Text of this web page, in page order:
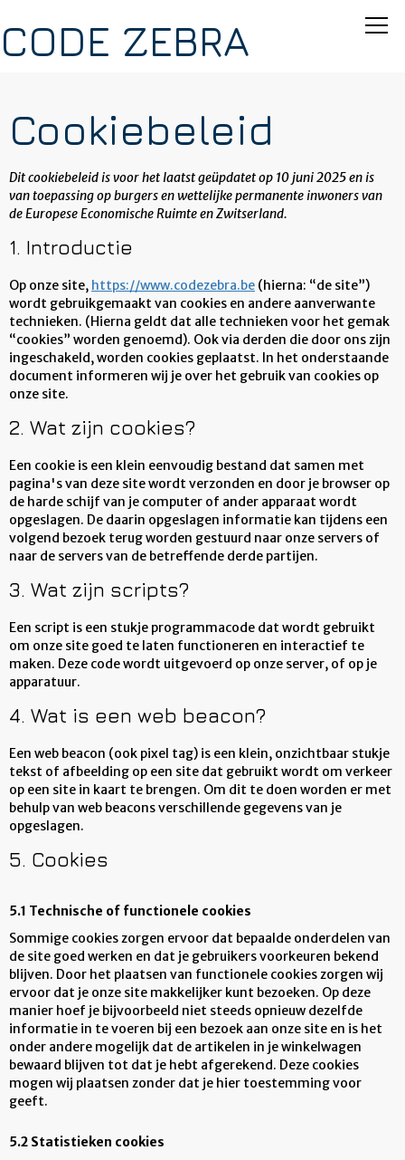
CODE ZEBRA
Cookiebeleid
Dit cookiebeleid is voor het laatst geüpdatet op 10 juni 2025 en is
van toepassing op burgers en wettelijke permanente inwoners van
de Europese Economische Ruimte en Zwitserland.
1. Introductie
Op onze site, https://www.codezebra.be (hierna: “de site”)
wordt gebruikgemaakt van cookies en andere aanverwante
technieken. (Hierna geldt dat alle technieken voor het gemak
“cookies” worden genoemd). Ook via derden die door ons zijn
ingeschakeld, worden cookies geplaatst. In het onderstaande
document informeren wij je over het gebruik van cookies op
onze site.
2. Wat zijn cookies?
Een cookie is een klein eenvoudig bestand dat samen met
pagina's van deze site wordt verzonden en door je browser op
de harde schijf van je computer of ander apparaat wordt
opgeslagen. De daarin opgeslagen informatie kan tijdens een
volgend bezoek terug worden gestuurd naar onze servers of
naar de servers van de betreffende derde partijen.
3. Wat zijn scripts?
Een script is een stukje programmacode dat wordt gebruikt
om onze site goed te laten functioneren en interactief te
maken. Deze code wordt uitgevoerd op onze server, of op je
apparatuur.
4. Wat is een web beacon?
Een web beacon (ook pixel tag) is een klein, onzichtbaar stukje
tekst of afbeelding op een site dat gebruikt wordt om verkeer
op een site in kaart te brengen. Om dit te doen worden er met
behulp van web beacons verschillende gegevens van je
opgeslagen.
5. Cookies
5.1 Technische of functionele cookies
Sommige cookies zorgen ervoor dat bepaalde onderdelen van
de site goed werken en dat je gebruikers voorkeuren bekend
blijven. Door het plaatsen van functionele cookies zorgen wij
ervoor dat je onze site makkelijker kunt bezoeken. Op deze
manier hoef je bijvoorbeeld niet steeds opnieuw dezelfde
informatie in te voeren bij een bezoek aan onze site en is het
onder andere mogelijk dat de artikelen in je winkelwagen
bewaard blijven tot dat je hebt afgerekend. Deze cookies
mogen wij plaatsen zonder dat je hier toestemming voor
geeft.
5.2 Statistieken cookies